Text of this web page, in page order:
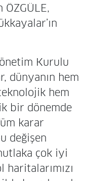
ÖZGÜLE,
Kurulu
dünyanın hem
hem
bir dönemde
karar
değişen
çok iyi